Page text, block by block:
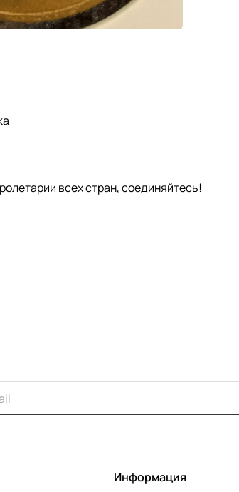
всех стран, соединяйтесь!
Информация